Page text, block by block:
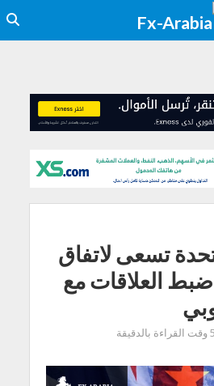
تسعى لاتفاق
ضبط العلاقات مع
5 وقت القراءة بالدقيقة